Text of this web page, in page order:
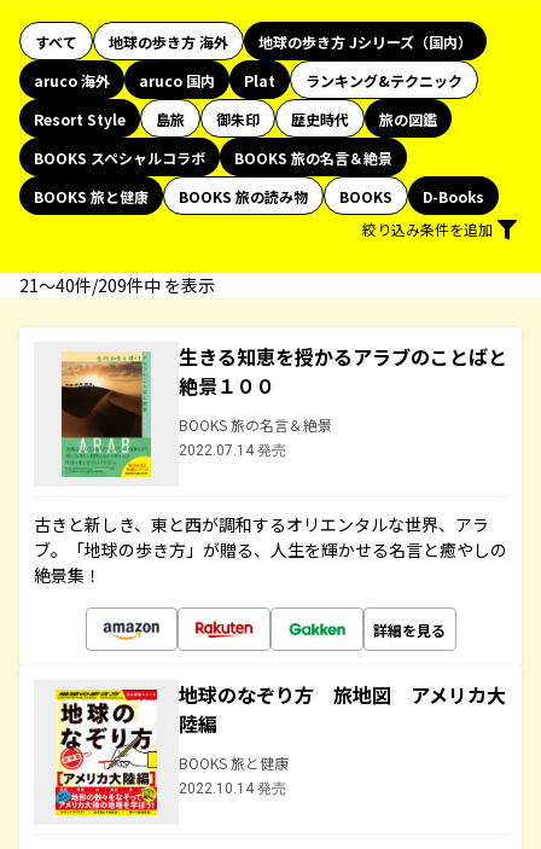
すべて 地球の歩き方 海外
地球の歩き方 Jシリーズ（国内）
aruco 海外
aruco 国内 Plat
ランキング&テクニック
Resort Style
島旅 御朱印 歴史時代
旅の図鑑
BOOKS スペシャルコラボ
BOOKS 旅の名言＆絶景
BOOKS 旅と健康
BOOKS 旅の読み物 BOOKS
D-Books
絞り込み条件を追加
21〜40件/209件中 を表示
生きる知恵を授かるアラブのことばと
絶景１００
BOOKS 旅の名言＆絶景
2022.07.14 発売
古きと新しき、東と西が調和するオリエンタルな世界、アラ
ブ。「地球の歩き方」が贈る、人生を輝かせる名言と癒やしの
絶景集！
詳細を見る
地球のなぞり方 旅地図 アメリカ大
陸編
BOOKS 旅と健康
2022.10.14 発売